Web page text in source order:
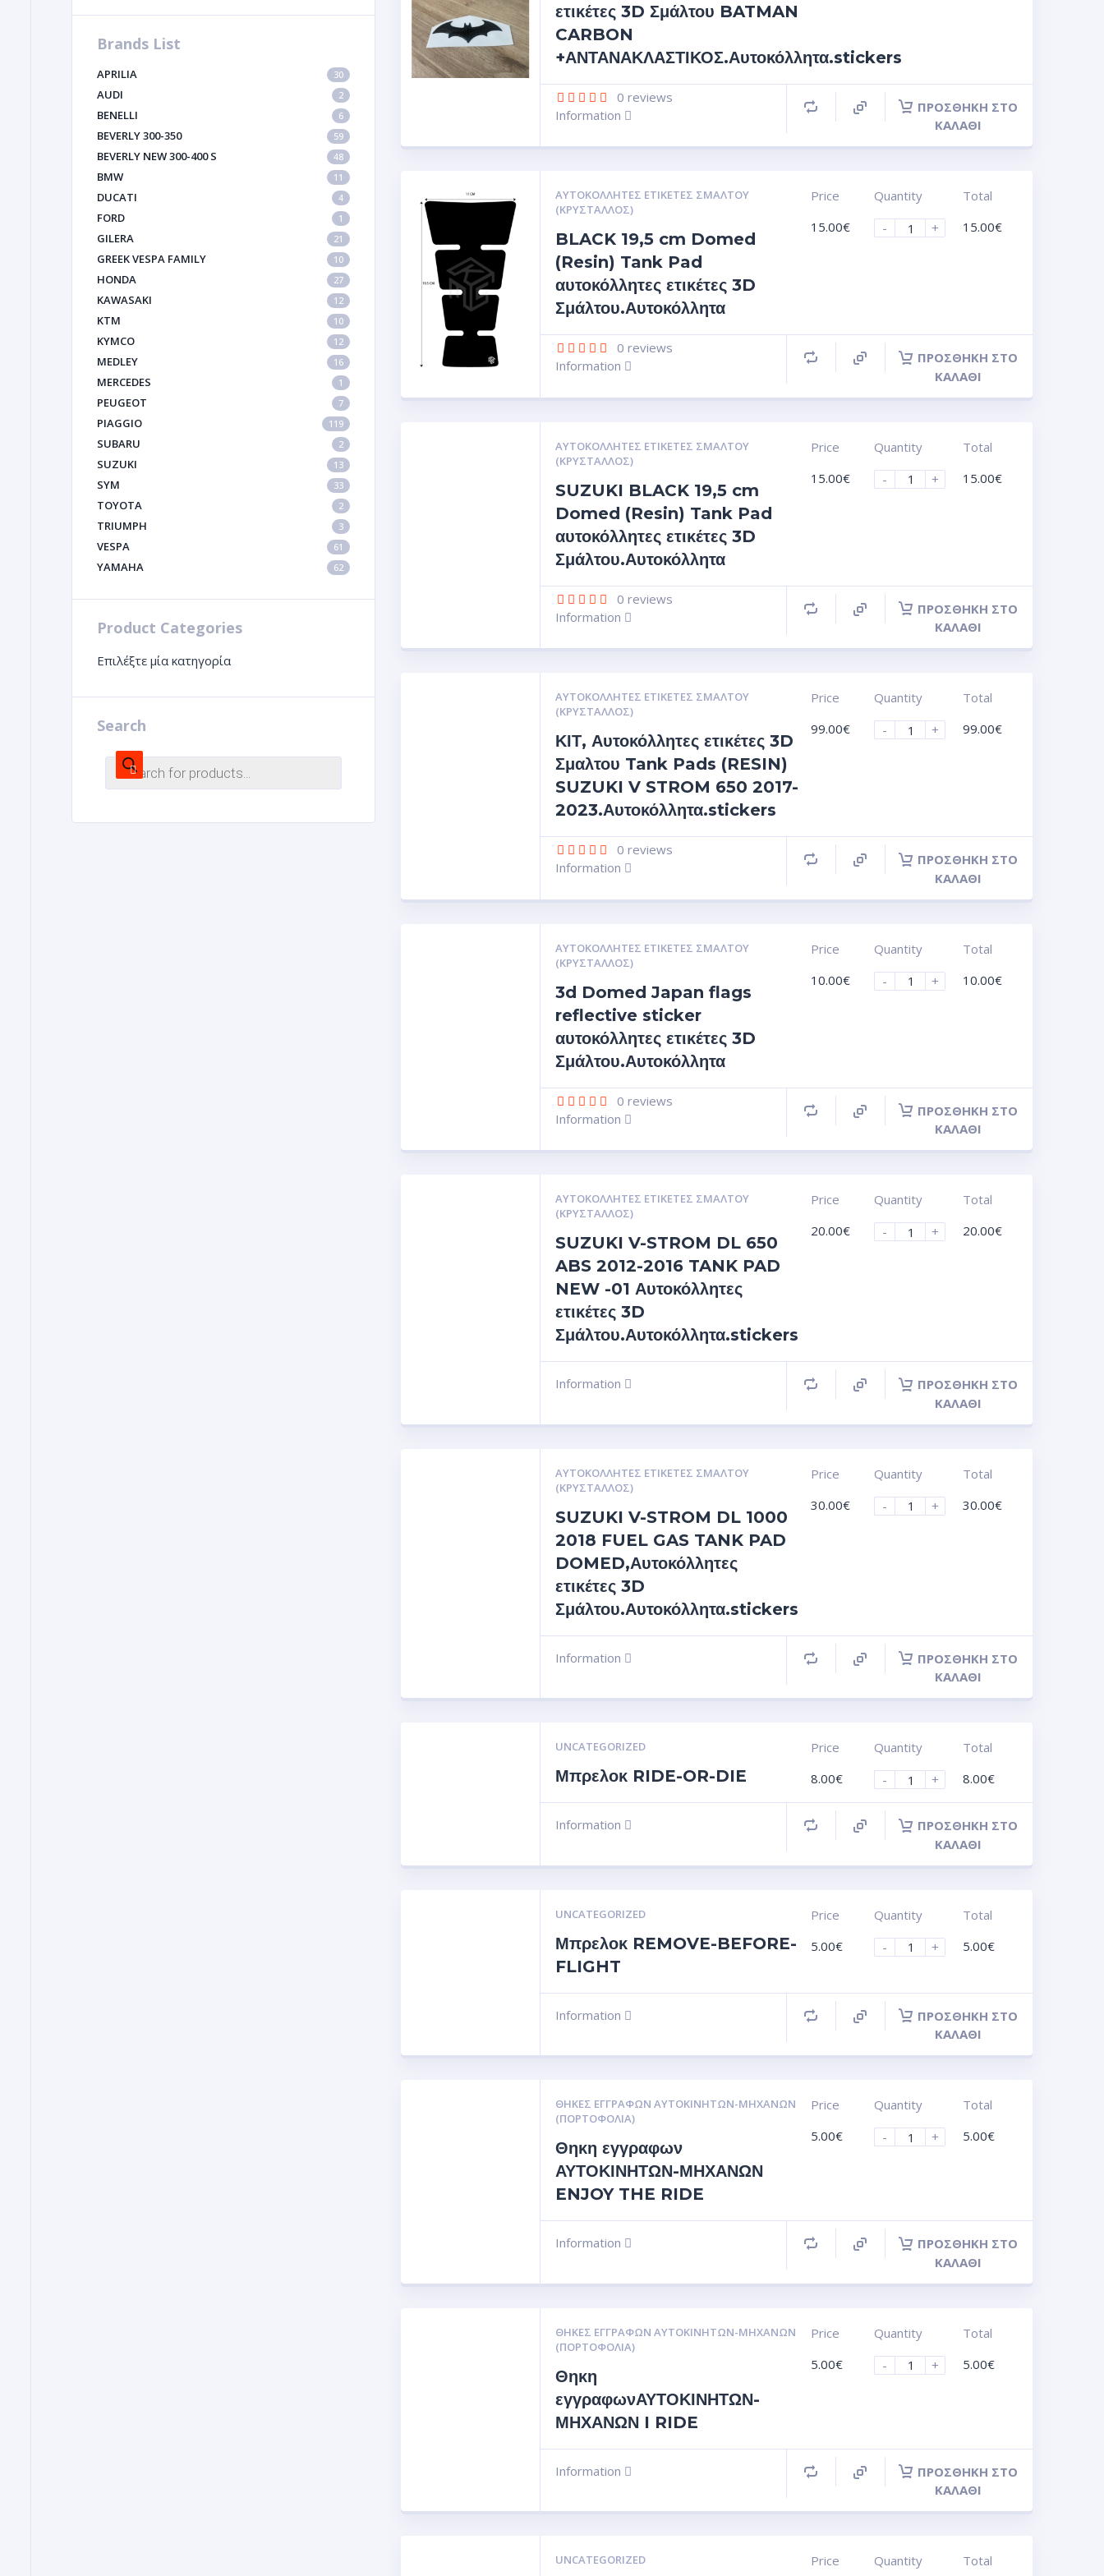
Brands List
APRILIA 30
AUDI 2
BENELLI 6
BEVERLY 300-350 59
BEVERLY NEW 300-400 S 48
BMW 11
DUCATI 4
FORD 1
GILERA 21
GREEK VESPA FAMILY 10
HONDA 27
KAWASAKI 12
KTM 10
KYMCO 12
MEDLEY 16
MERCEDES 1
PEUGEOT 7
PIAGGIO 119
SUBARU 2
SUZUKI 13
SYM 33
TOYOTA 2
TRIUMPH 3
VESPA 61
YAMAHA 62
Product Categories
Επιλέξτε μία κατηγορία
Search
ετικέτες 3D Σμάλτου BATMAN
CARBON
+ΑΝΤΑΝΑΚΛΑΣΤΙΚΟΣ.Αυτοκόλλητα.stickers
0 reviews
Information
ΠΡΟΣΘΉΚΗ ΣΤΟ
ΚΑΛΆΘΙ
ΑΥΤΟΚΌΛΛΗΤΕΣ ΕΤΙΚΈΤΕΣ ΣΜΆΛΤΟΥ
(ΚΡΥΣΤΑΛΛΟΣ)
BLACK 19,5 cm Domed
(Resin) Tank Pad
αυτοκόλλητες ετικέτες 3D
Σμάλτου.Αυτοκόλλητα
Price
15.00€
Quantity
-
+
Total
15.00€
0 reviews
Information
ΠΡΟΣΘΉΚΗ ΣΤΟ
ΚΑΛΆΘΙ
ΑΥΤΟΚΌΛΛΗΤΕΣ ΕΤΙΚΈΤΕΣ ΣΜΆΛΤΟΥ
(ΚΡΥΣΤΑΛΛΟΣ)
SUZUKI BLACK 19,5 cm
Domed (Resin) Tank Pad
αυτοκόλλητες ετικέτες 3D
Σμάλτου.Αυτοκόλλητα
Price
15.00€
Quantity
-
+
Total
15.00€
0 reviews
Information
ΠΡΟΣΘΉΚΗ ΣΤΟ
ΚΑΛΆΘΙ
ΑΥΤΟΚΌΛΛΗΤΕΣ ΕΤΙΚΈΤΕΣ ΣΜΆΛΤΟΥ
(ΚΡΥΣΤΑΛΛΟΣ)
ΚΙΤ, Αυτοκόλλητες ετικέτες 3D
Σμαλτου Tank Pads (RESIN)
SUZUKI V STROM 650 2017-
2023.Αυτοκόλλητα.stickers
Price
99.00€
Quantity
-
+
Total
99.00€
0 reviews
Information
ΠΡΟΣΘΉΚΗ ΣΤΟ
ΚΑΛΆΘΙ
ΑΥΤΟΚΌΛΛΗΤΕΣ ΕΤΙΚΈΤΕΣ ΣΜΆΛΤΟΥ
(ΚΡΥΣΤΑΛΛΟΣ)
3d Domed Japan flags
reflective sticker
αυτοκόλλητες ετικέτες 3D
Σμάλτου.Αυτοκόλλητα
Price
10.00€
Quantity
-
+
Total
10.00€
0 reviews
Information
ΠΡΟΣΘΉΚΗ ΣΤΟ
ΚΑΛΆΘΙ
ΑΥΤΟΚΌΛΛΗΤΕΣ ΕΤΙΚΈΤΕΣ ΣΜΆΛΤΟΥ
(ΚΡΥΣΤΑΛΛΟΣ)
SUZUKI V-STROM DL 650
ABS 2012-2016 TANK PAD
NEW -01 Αυτοκόλλητες
ετικέτες 3D
Σμάλτου.Αυτοκόλλητα.stickers
Price
20.00€
Quantity
-
+
Total
20.00€
Information
ΠΡΟΣΘΉΚΗ ΣΤΟ
ΚΑΛΆΘΙ
ΑΥΤΟΚΌΛΛΗΤΕΣ ΕΤΙΚΈΤΕΣ ΣΜΆΛΤΟΥ
(ΚΡΥΣΤΑΛΛΟΣ)
SUZUKI V-STROM DL 1000
2018 FUEL GAS TANK PAD
DOMED,Αυτοκόλλητες
ετικέτες 3D
Σμάλτου.Αυτοκόλλητα.stickers
Price
30.00€
Quantity
-
+
Total
30.00€
Information
ΠΡΟΣΘΉΚΗ ΣΤΟ
ΚΑΛΆΘΙ
UNCATEGORIZED
Μπρελοκ RIDE-OR-DIE
Price
8.00€
Quantity
-
+
Total
8.00€
Information
ΠΡΟΣΘΉΚΗ ΣΤΟ
ΚΑΛΆΘΙ
UNCATEGORIZED
Μπρελοκ REMOVE-BEFORE-
FLIGHT
Price
5.00€
Quantity
-
+
Total
5.00€
Information
ΠΡΟΣΘΉΚΗ ΣΤΟ
ΚΑΛΆΘΙ
ΘΉΚΕΣ ΕΓΓΡΆΦΩΝ ΑΥΤΟΚΙΝΗΤΩΝ-ΜΗΧΑΝΩΝ
(ΠΟΡΤΟΦΌΛΙΑ)
Θηκη εγγραφων
ΑΥΤΟΚΙΝΗΤΩΝ-ΜΗΧΑΝΩΝ
ENJOY THE RIDE
Price
5.00€
Quantity
-
+
Total
5.00€
Information
ΠΡΟΣΘΉΚΗ ΣΤΟ
ΚΑΛΆΘΙ
ΘΉΚΕΣ ΕΓΓΡΆΦΩΝ ΑΥΤΟΚΙΝΗΤΩΝ-ΜΗΧΑΝΩΝ
(ΠΟΡΤΟΦΌΛΙΑ)
Θηκη
εγγραφωνΑΥΤΟΚΙΝΗΤΩΝ-
ΜΗΧΑΝΩΝ I RIDE
Price
5.00€
Quantity
-
+
Total
5.00€
Information
ΠΡΟΣΘΉΚΗ ΣΤΟ
ΚΑΛΆΘΙ
UNCATEGORIZED Price Quantity Total